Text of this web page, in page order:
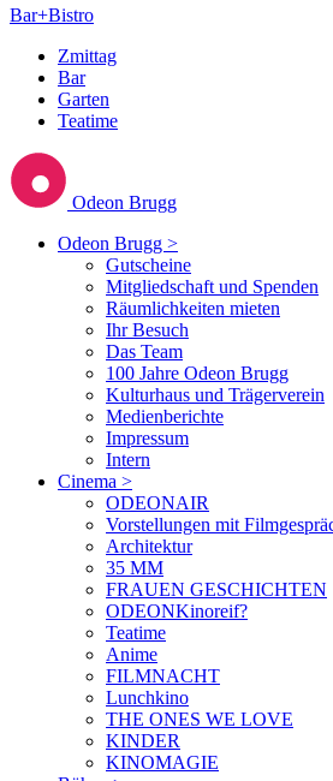
Bar+Bistro
Zmittag
Bar
Garten
Teatime
Odeon Brugg
Odeon Brugg >
Gutscheine
Mitgliedschaft und Spenden
Räumlichkeiten mieten
Ihr Besuch
Das Team
100 Jahre Odeon Brugg
Kulturhaus und Trägerverein
Medienberichte
Impressum
Intern
Cinema >
ODEONAIR
Vorstellungen mit
Architektur
35 MM
FRAUEN GESCHICHTEN
ODEONKinoreif?
Teatime
Anime
FILMNACHT
Lunchkino
THE ONES WE LOVE
KINDER
KINOMAGIE